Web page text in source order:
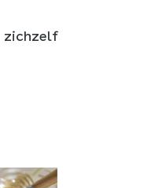
zichzelf